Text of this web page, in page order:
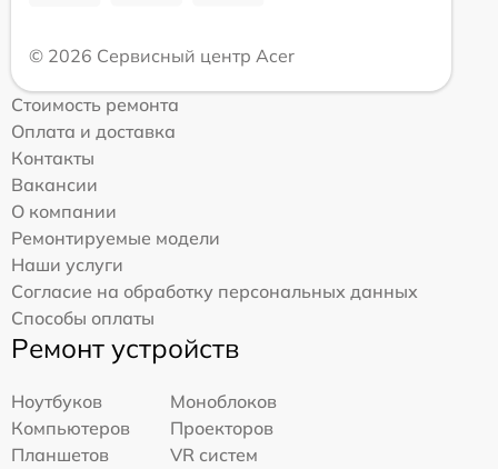
© 2026 Сервисный центр Acer
Стоимость ремонта
Оплата и доставка
Контакты
Вакансии
О компании
Ремонтируемые модели
Наши услуги
Согласие на обработку персональных данных
Способы оплаты
Ремонт устройств
Ноутбуков
Моноблоков
Компьютеров
Проекторов
Планшетов
VR систем